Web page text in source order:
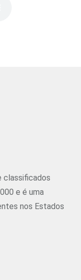
classificados
e é uma
nos Estados